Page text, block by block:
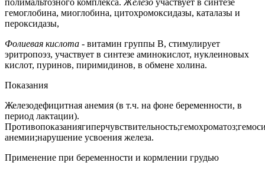
полимальтозного комплекса. Железо участвует в синтезе
гемоглобина, миоглобина, цитохромоксидазы, каталазы и
пероксидазы,
Фолиевая кислота - витамин группы В, стимулирует
эритропоэз, участвует в синтезе аминокислот, нуклеиновых
кислот, пуринов, пиримидинов, в обмене холина.
Показания
Железодефицитная анемия (в т.ч. на фоне беременности, в
период лактации).
анемии;нарушение усвоения железа.
Применение при беременности и кормлении грудью